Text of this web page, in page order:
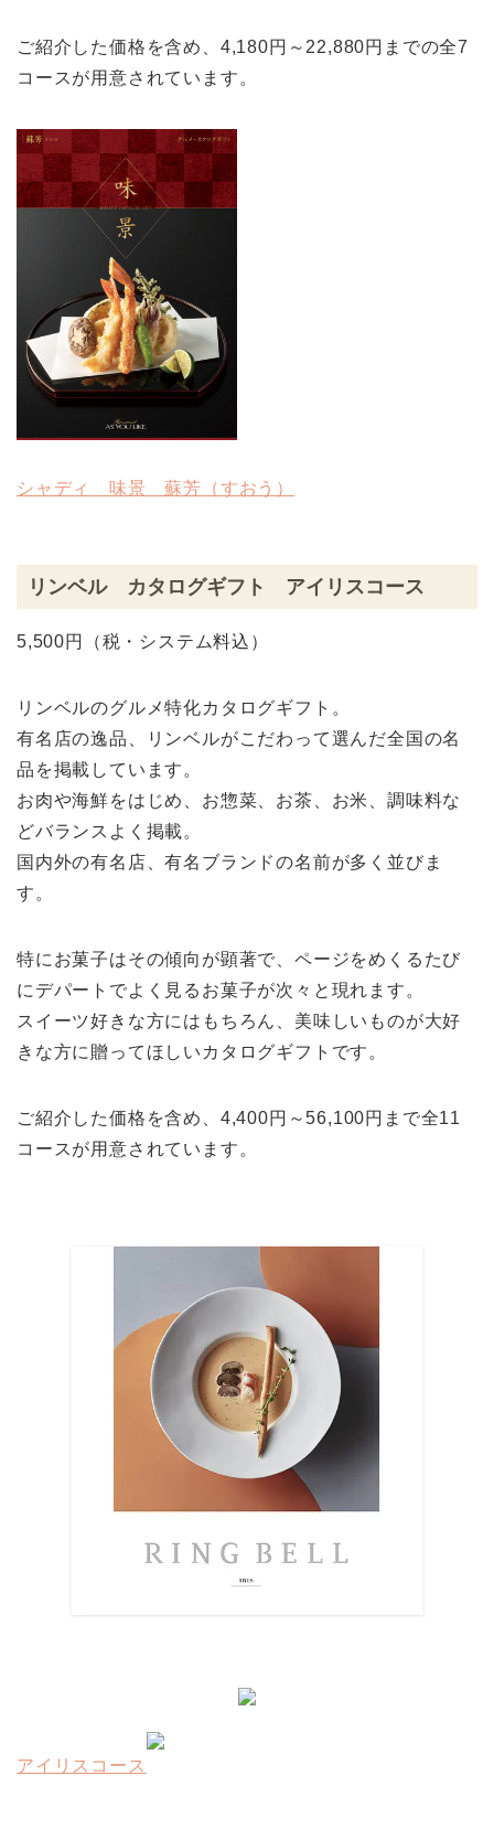
ご紹介した価格を含め、4,180円～22,880円までの全7
コースが用意されています。
シャディ 味景 蘇芳（すおう）
リンベル カタログギフト アイリスコース
5,500円（税・システム料込）
リンベルのグルメ特化カタログギフト。
有名店の逸品、リンベルがこだわって選んだ全国の名
品を掲載しています。
お肉や海鮮をはじめ、お惣菜、お茶、お米、調味料な
どバランスよく掲載。
国内外の有名店、有名ブランドの名前が多く並びま
す。
特にお菓子はその傾向が顕著で、ページをめくるたび
にデパートでよく見るお菓子が次々と現れます。
スイーツ好きな方にはもちろん、美味しいものが大好
きな方に贈ってほしいカタログギフトです。
ご紹介した価格を含め、4,400円～56,100円まで全11
コースが用意されています。
アイリスコース